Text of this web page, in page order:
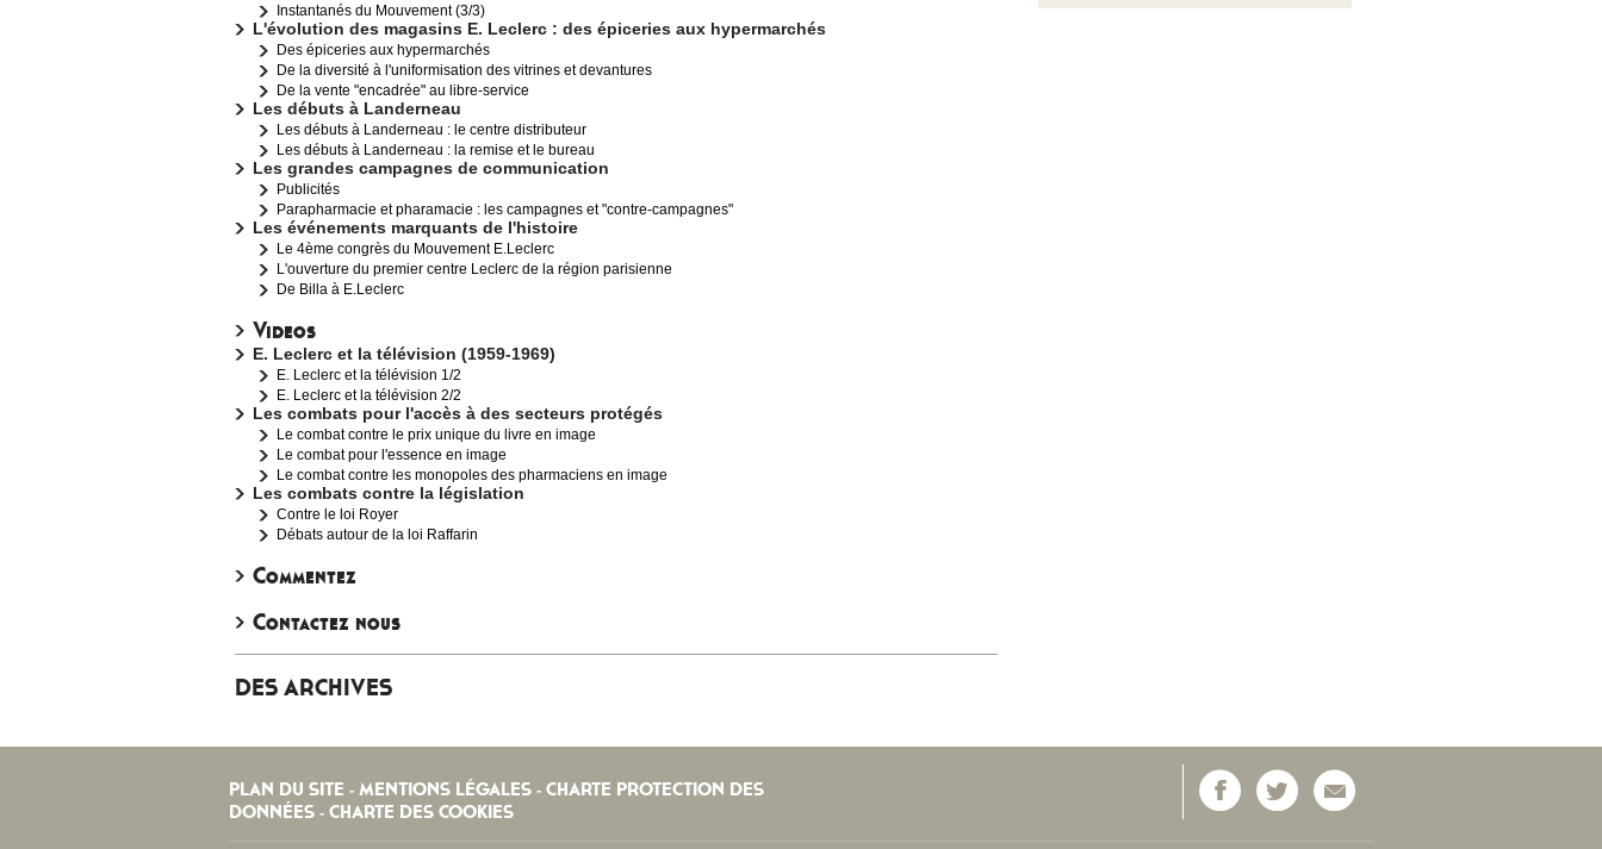
Instantanés du Mouvement (3/3)
L'évolution des magasins E. Leclerc : des épiceries aux hypermarchés
Des épiceries aux hypermarchés
De la diversité à l'uniformisation des vitrines et devantures
De la vente "encadrée" au libre-service
Les débuts à Landerneau
Les débuts à Landerneau : le centre distributeur
Les débuts à Landerneau : la remise et le bureau
Les grandes campagnes de communication
Publicités
Parapharmacie et pharamacie : les campagnes et "contre-campagnes"
Les événements marquants de l'histoire
Le 4ème congrès du Mouvement E.Leclerc
L'ouverture du premier centre Leclerc de la région parisienne
De Billa à E.Leclerc
Videos
E. Leclerc et la télévision (1959-1969)
E. Leclerc et la télévision 1/2
E. Leclerc et la télévision 2/2
Les combats pour l'accès à des secteurs protégés
Le combat contre le prix unique du livre en image
Le combat pour l'essence en image
Le combat contre les monopoles des pharmaciens en image
Les combats contre la législation
Contre le loi Royer
Débats autour de la loi Raffarin
Commentez
Contactez nous
DES ARCHIVES
PLAN DU SITE - MENTIONS LÉGALES - CHARTE PROTECTION DES
DONNÉES - CHARTE DES COOKIES